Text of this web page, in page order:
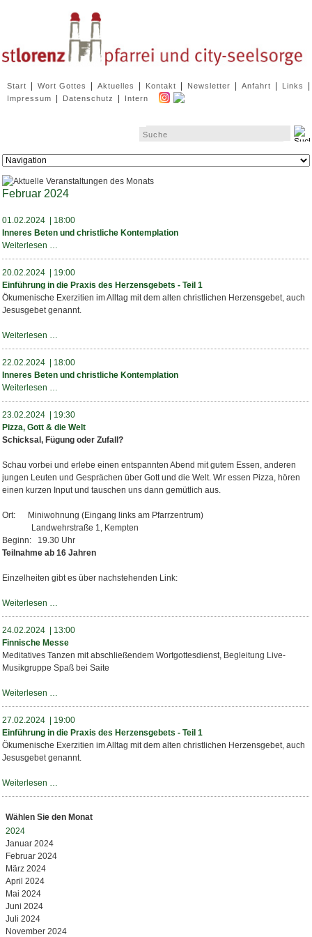
überspringen
Start Wort Gottes Aktuelles Kontakt Newsletter Anfahrt Links
Impressum Datenschutz Intern
Zielseite
Februar 2024
01.02.2024 | 18:00
Inneres Beten und christliche Kontemplation
Weiterlesen …
Beten
und
christliche
Kontemplation
20.02.2024 | 19:00
Einführung in die Praxis des Herzensgebets - Teil 1
Ökumenische Exerzitien im Alltag mit dem alten christlichen Herzensgebet, auch
Jesusgebet genannt.
Weiterlesen …
in
die
Praxis
-
Teil
22.02.2024 | 18:00
Inneres Beten und christliche Kontemplation
Weiterlesen …
Beten
und
christliche
Kontemplation
23.02.2024 | 19:30
Pizza, Gott & die Welt
Schicksal, Fügung oder Zufall?
Schau vorbei und erlebe einen entspannten Abend mit gutem Essen, anderen
jungen Leuten und Gesprächen über Gott und die Welt. Wir essen Pizza, hören
einen kurzen Input und tauschen uns dann gemütlich aus.
Ort: Miniwohnung (Eingang links am Pfarrzentrum)
Landwehrstraße 1, Kempten
Beginn: 19.30 Uhr
Teilnahme ab 16 Jahren
Einzelheiten gibt es über nachstehenden Link:
Weiterlesen …
Gott
&
die
Welt
24.02.2024 | 13:00
Finnische Messe
Meditatives Tanzen mit abschließendem Wortgottesdienst, Begleitung Live-
Musikgruppe Spaß bei Saite
Weiterlesen …
Messe
27.02.2024 | 19:00
Einführung in die Praxis des Herzensgebets - Teil 1
Ökumenische Exerzitien im Alltag mit dem alten christlichen Herzensgebet, auch
Jesusgebet genannt.
Weiterlesen …
in
Praxis
Wählen Sie den Monat
2024
Januar 2024
Februar 2024
März 2024
April 2024
Mai 2024
Juni 2024
Juli 2024
November 2024